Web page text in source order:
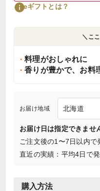
eギフトとは？
＼こ
料理がおしゃれに
香りが豊かで、お料
お届け地域
お届け日は指定できませ
ご注文後の1〜7日以内で
直近の実績：平均4日で
購入方法